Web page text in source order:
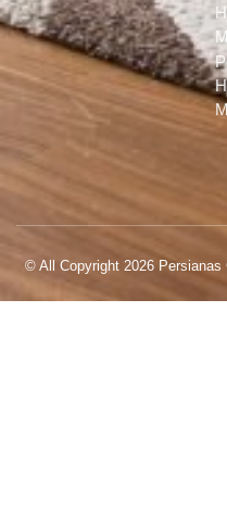
© All Copyright 2026